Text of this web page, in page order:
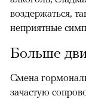
воздержаться,
неприятные
Больше
Смена
зачастую